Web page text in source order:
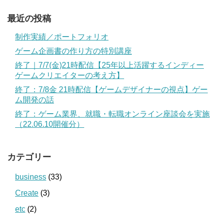
最近の投稿
制作実績／ポートフォリオ
ゲーム企画書の作り方の特別講座
終了｜7/7(金)21時配信【25年以上活躍するインディー
ゲームクリエイターの考え方】
終了：7/8金 21時配信【ゲームデザイナーの視点】ゲー
ム開発の話
終了：ゲーム業界、就職・転職オンライン座談会を実施
（22.06.10開催分）
カテゴリー
business (33)
Create (3)
etc (2)